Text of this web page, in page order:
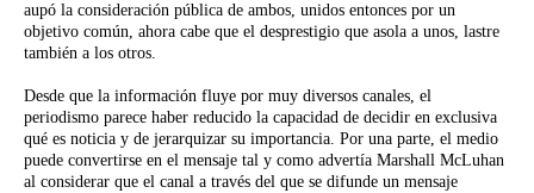
aupó la consideración pública de ambos, unidos entonces por un
objetivo común, ahora cabe que el desprestigio que asola a unos, lastre
también a los otros.
Desde que la información fluye por muy diversos canales, el
periodismo parece haber reducido la capacidad de decidir en exclusiva
qué es noticia y de jerarquizar su importancia. Por una parte, el medio
puede convertirse en el mensaje tal y como advertía Marshall McLuhan
al considerar que el canal a través del que se difunde un mensaje